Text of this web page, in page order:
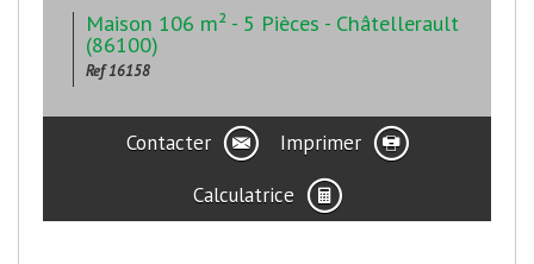
Maison 106 m² - 5 Pièces - Châtellerault
(86100)
Ref 16158
Contacter
Imprimer
Calculatrice